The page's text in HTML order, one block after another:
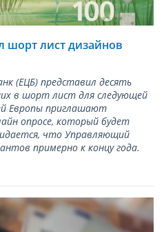
шорт лист дизайнов
(ЕЦБ) представил десять
в шорт лист для следующей
Европы приглашают
опросе, который будет
что Управляющий
примерно к концу года.